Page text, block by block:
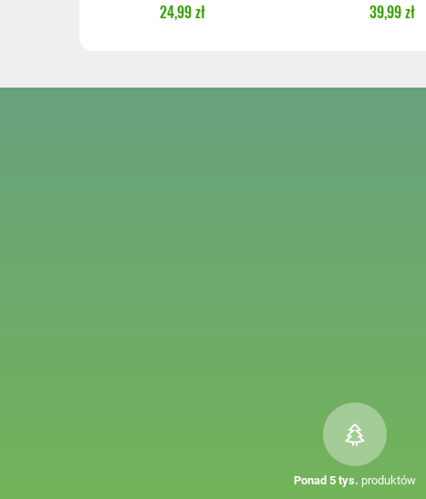
24,99 zł 39,99 zł
Ponad 5 tys. produktów